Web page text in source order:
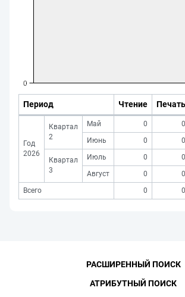
Период Чтение Печать
Год
2026
Квартал
2
Май 0 0
Июнь
0 0
Квартал
3
Июль 0 0
Август
0 0
Всего
0 0
РАСШИРЕННЫЙ ПОИСК
АТРИБУТНЫЙ ПОИСК